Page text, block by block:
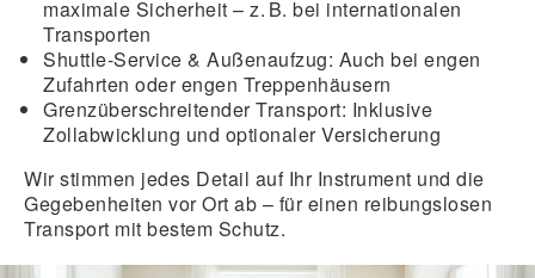
maximale Sicherheit – z. B. bei internationalen
Transporten
Shuttle-Service & Außenaufzug: Auch bei engen
Zufahrten oder engen Treppenhäusern
Grenzüberschreitender Transport: Inklusive
Zollabwicklung und optionaler Versicherung
Wir stimmen jedes Detail auf Ihr Instrument und die
Gegebenheiten vor Ort ab – für einen reibungslosen
Transport mit bestem Schutz.